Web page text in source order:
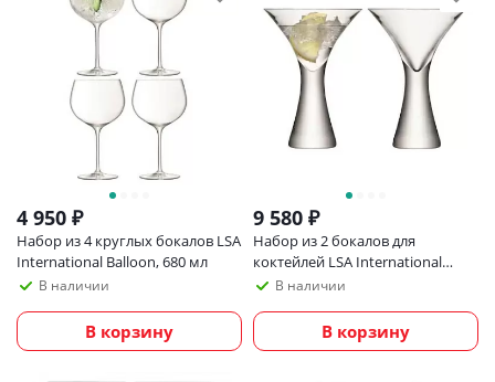
4 950 ₽
Набор из 4 круглых бокалов LSA
International Balloon, 680 мл
В наличии
В корзину
9 580 ₽
Набор из 2 бокалов для
коктейлей LSA International
Moya, 300 мл
В наличии
В корзину